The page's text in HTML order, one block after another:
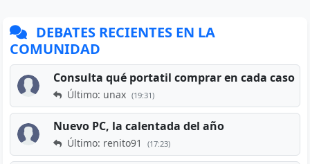
DEBATES RECIENTES EN LA
COMUNIDAD
Consulta qué portatil comprar en cada caso
Último: unax (19:31)
Nuevo PC, la calentada del año
Último: renito91 (17:23)